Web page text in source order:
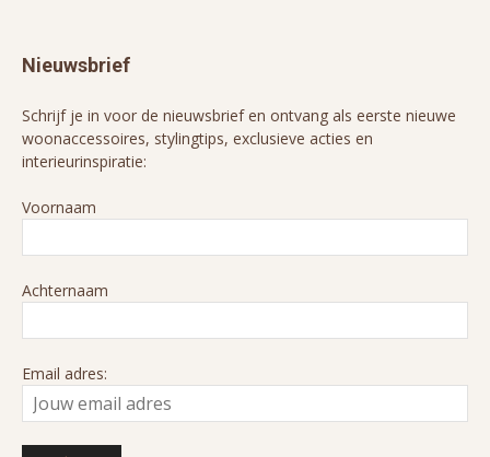
Nieuwsbrief
Schrijf je in voor de nieuwsbrief en ontvang als eerste nieuwe
woonaccessoires, stylingtips, exclusieve acties en
interieurinspiratie:
Voornaam
Achternaam
Email adres: